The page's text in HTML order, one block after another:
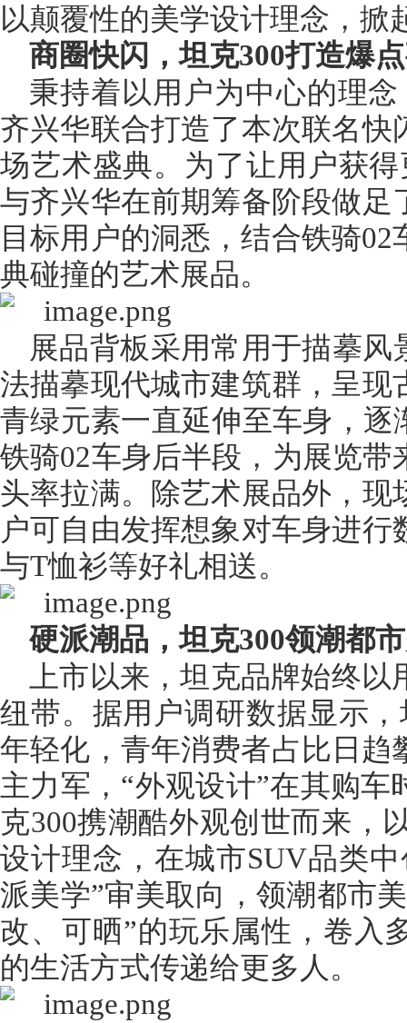
以颠覆性的美学设计理念，掀
商圈快闪，坦克300打造爆
秉持着以用户为中心的理
齐兴华联合打造了本次联名
场艺术盛典。为了让用户获
与齐兴华在前期筹备阶段做足
目标用户的洞悉，结合铁骑
典碰撞的艺术展品。
展品背板采用常用于描摹风
法描摹现代城市建筑群，呈现
青绿元素一直延伸至车身，逐
铁骑02车身后半段，为展览
头率拉满。除艺术展品外，
户可自由发挥想象对车身进
与T恤衫等好礼相送。
硬派潮品，坦克300领潮都
上市以来，坦克品牌始终
纽带。据用户调研数据显示
年轻化，青年消费者占比日趋
主力军，“外观设计”在其购
克300携潮酷外观创世而来，
设计理念，在城市SUV品类
派美学”审美取向，领潮都市
改、可晒”的玩乐属性，卷入
的生活方式传递给更多人。